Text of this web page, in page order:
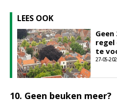
LEES OOK
regel
te
27-05-
10. Geen beuken meer?